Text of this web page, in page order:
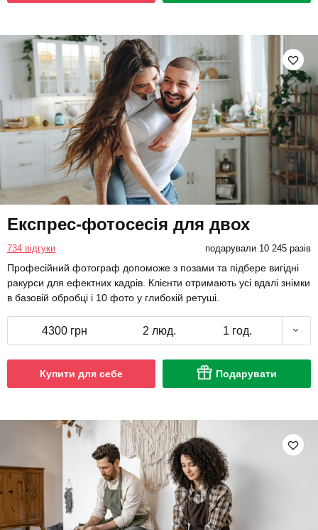
Експрес-фотосесія для двох
734 відгуки подарували 10 245 разів
Професійний фотограф допоможе з позами та підбере вигідні
ракурси для ефектних кадрів. Клієнти отримають усі вдалі знімки
в базовій обробці і 10 фото у глибокій ретуші.
4300 грн 2 люд. 1 год.
Купити для себе Подарувати